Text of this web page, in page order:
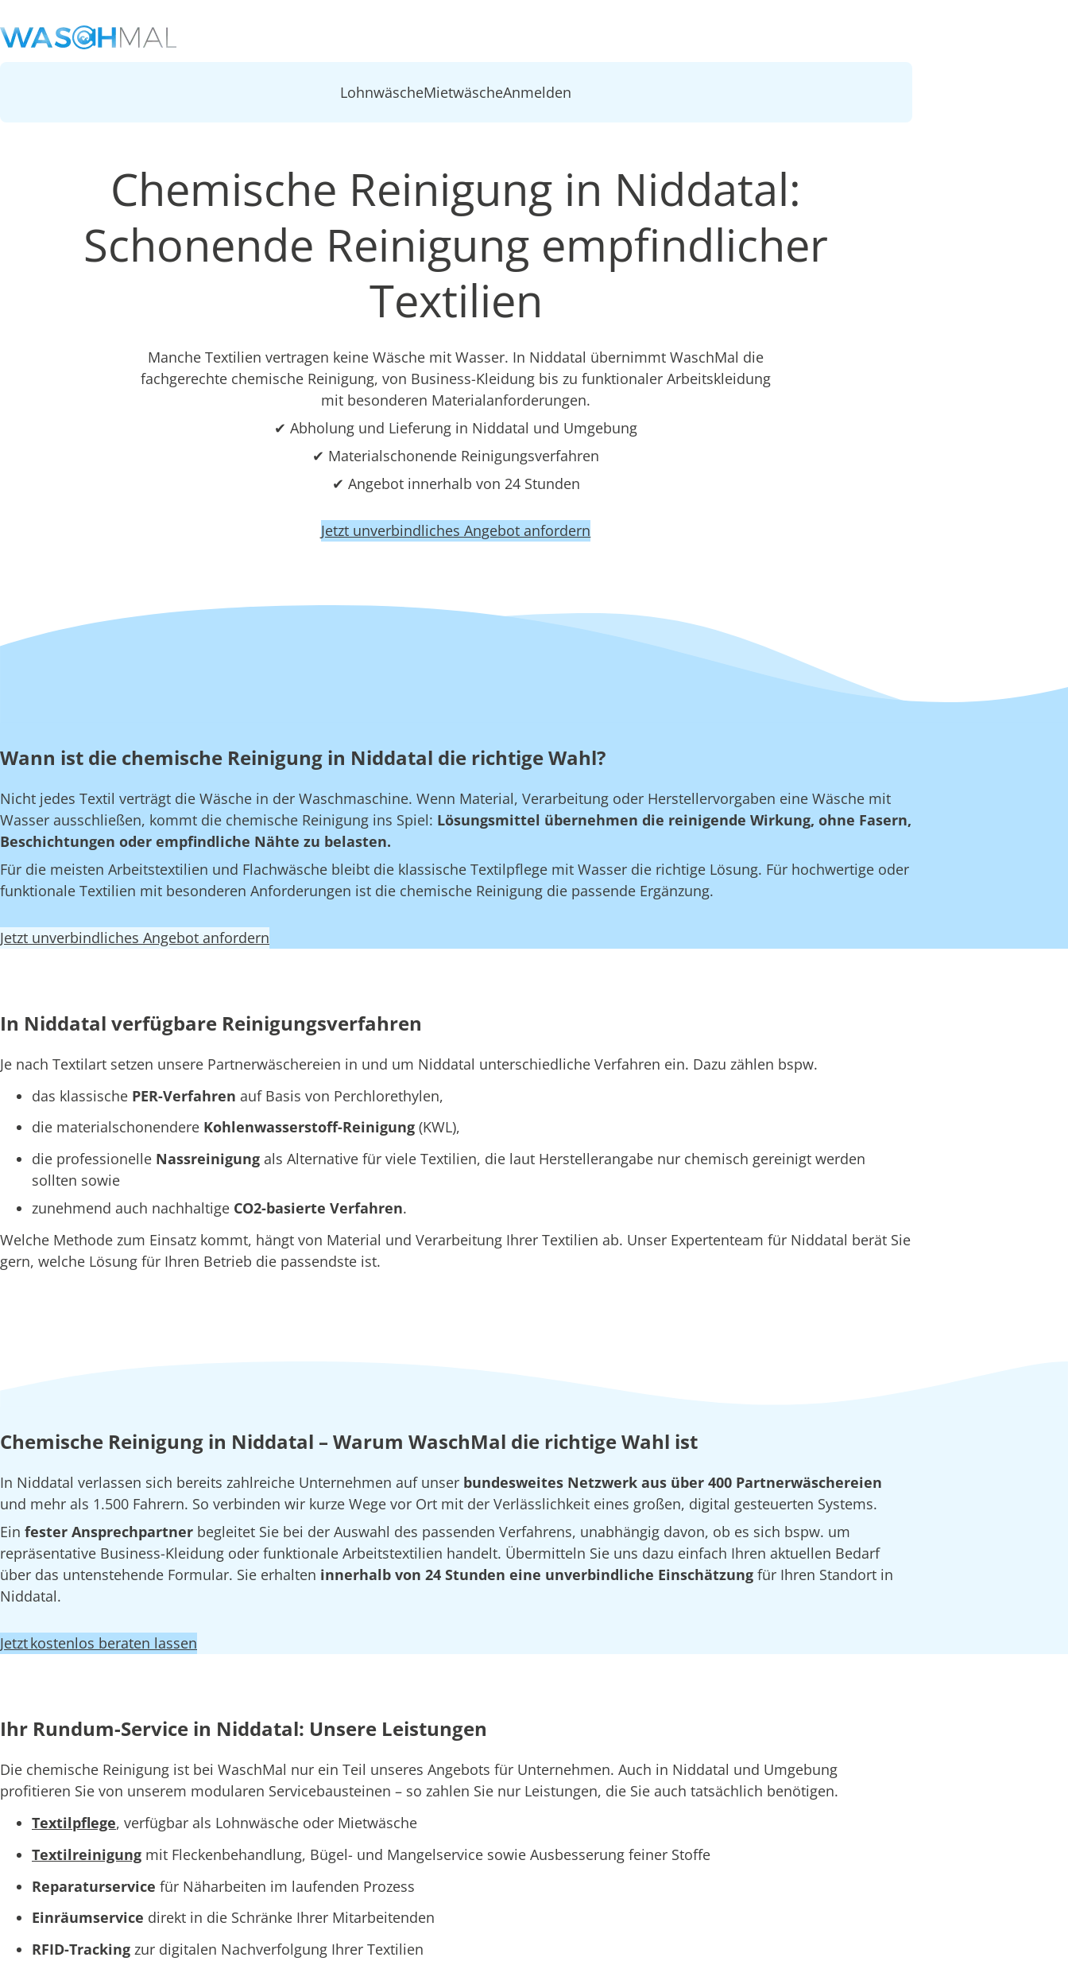
LohnwäscheMietwäscheAnmelden
Chemische Reinigung in Niddatal:
Schonende Reinigung empfindlicher
Textilien
Manche Textilien vertragen keine Wäsche mit Wasser. In Niddatal übernimmt WaschMal die
fachgerechte chemische Reinigung, von Business-Kleidung bis zu funktionaler Arbeitskleidung
mit besonderen Materialanforderungen.
✔ Abholung und Lieferung in Niddatal und Umgebung
✔ Materialschonende Reinigungsverfahren
✔ Angebot innerhalb von 24 Stunden
Jetzt unverbindliches Angebot anfordern
Wann ist die chemische Reinigung in Niddatal die richtige Wahl?
Nicht jedes Textil verträgt die Wäsche in der Waschmaschine. Wenn Material, Verarbeitung oder Herstellervorgaben eine Wäsche mit
Wasser ausschließen, kommt die chemische Reinigung ins Spiel: Lösungsmittel übernehmen die reinigende Wirkung, ohne Fasern,
Beschichtungen oder empfindliche Nähte zu belasten.
Für die meisten Arbeitstextilien und Flachwäsche bleibt die klassische Textilpflege mit Wasser die richtige Lösung. Für hochwertige oder
funktionale Textilien mit besonderen Anforderungen ist die chemische Reinigung die passende Ergänzung.
Jetzt unverbindliches Angebot anfordern
In Niddatal verfügbare Reinigungsverfahren
Je nach Textilart setzen unsere Partnerwäschereien in und um Niddatal unterschiedliche Verfahren ein. Dazu zählen bspw.
das klassische PER-Verfahren auf Basis von Perchlorethylen,
die materialschonendere Kohlenwasserstoff-Reinigung (KWL),
die professionelle Nassreinigung als Alternative für viele Textilien, die laut Herstellerangabe nur chemisch gereinigt werden
sollten sowie
zunehmend auch nachhaltige CO2-basierte Verfahren.
Welche Methode zum Einsatz kommt, hängt von Material und Verarbeitung Ihrer Textilien ab. Unser Expertenteam für Niddatal berät Sie
gern, welche Lösung für Ihren Betrieb die passendste ist.
Chemische Reinigung in Niddatal – Warum WaschMal die richtige Wahl ist
In Niddatal verlassen sich bereits zahlreiche Unternehmen auf unser bundesweites Netzwerk aus über 400 Partnerwäschereien
und mehr als 1.500 Fahrern. So verbinden wir kurze Wege vor Ort mit der Verlässlichkeit eines großen, digital gesteuerten Systems.
Ein fester Ansprechpartner begleitet Sie bei der Auswahl des passenden Verfahrens, unabhängig davon, ob es sich bspw. um
repräsentative Business-Kleidung oder funktionale Arbeitstextilien handelt. Übermitteln Sie uns dazu einfach Ihren aktuellen Bedarf
über das untenstehende Formular. Sie erhalten innerhalb von 24 Stunden eine unverbindliche Einschätzung für Ihren Standort in
Niddatal.
Jetzt kostenlos beraten lassen
Ihr Rundum-Service in Niddatal: Unsere Leistungen
Die chemische Reinigung ist bei WaschMal nur ein Teil unseres Angebots für Unternehmen. Auch in Niddatal und Umgebung
profitieren Sie von unserem modularen Servicebausteinen – so zahlen Sie nur Leistungen, die Sie auch tatsächlich benötigen.
Textilpflege, verfügbar als Lohnwäsche oder Mietwäsche
Textilreinigung mit Fleckenbehandlung, Bügel- und Mangelservice sowie Ausbesserung feiner Stoffe
Reparaturservice für Näharbeiten im laufenden Prozess
Einräumservice direkt in die Schränke Ihrer Mitarbeitenden
RFID-Tracking zur digitalen Nachverfolgung Ihrer Textilien